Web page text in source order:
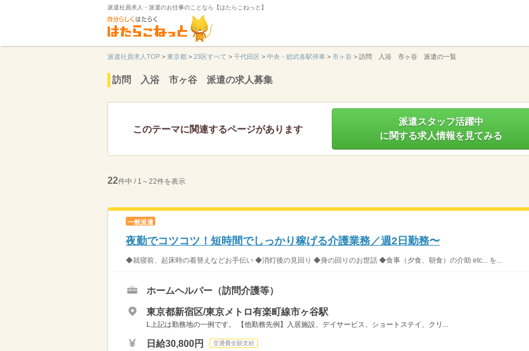
派遣社員求人・派遣のお仕事のことなら【はたらこねっと】
派遣社員求人TOP > 東京都 > 23区すべて > 千代田区 > 中央・総武各駅停車 > 市ヶ谷 > 訪問 入浴 市ヶ谷 派遣の一覧
訪問 入浴 市ヶ谷 派遣の求人募集
このテーマに関連するページがあります
派遣スタッフ活躍中
に関する求人情報を見てみる
22件中 / 1～22件を表示
一般派遣
夜勤でコツコツ！短時間でしっかり稼げる介護業務／週2日勤務〜
◆就寝前、起床時の着替えなどお手伝い ◆消灯後の見回り ◆身の回りのお世話 ◆食事（夕食、朝食）の介助 etc... を...
ホームヘルパー（訪問介護等）
東京都新宿区/東京メトロ有楽町線市ヶ谷駅
L上記は勤務地の一例です。 【他勤務先例】入居施設、デイサービス、ショートステイ、クリ...
日給30,800円 交通費全額支給